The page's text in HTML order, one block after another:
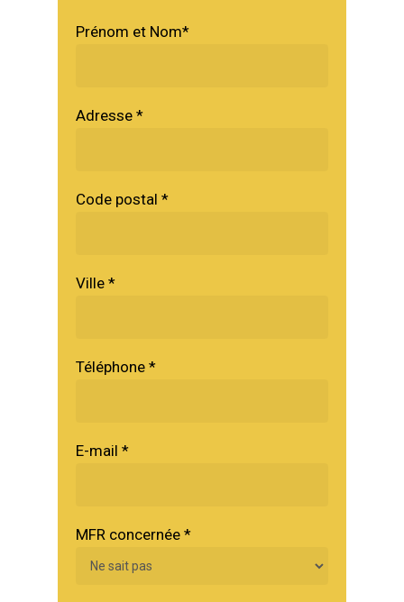
Prénom et Nom*
Adresse *
Code postal *
Ville *
Téléphone *
E-mail *
MFR concernée *